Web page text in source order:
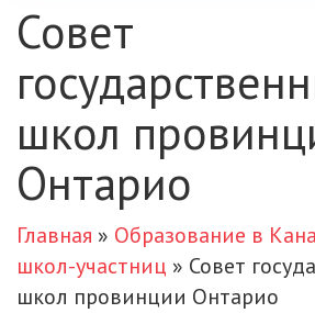
Arabic
Japanese
Ukrainian
Совет
школ
Онтарио
Главная » Образование в
школ-участниц » Совет
школ провинции Онтарио